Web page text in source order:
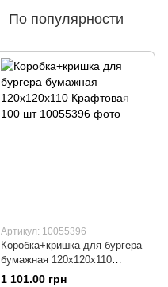
По популярности
Артикул: 10055396
Коробка+кришка для бургера
бумажная 120х120х110
Крафтовая 100 шт
1 101.00 грн